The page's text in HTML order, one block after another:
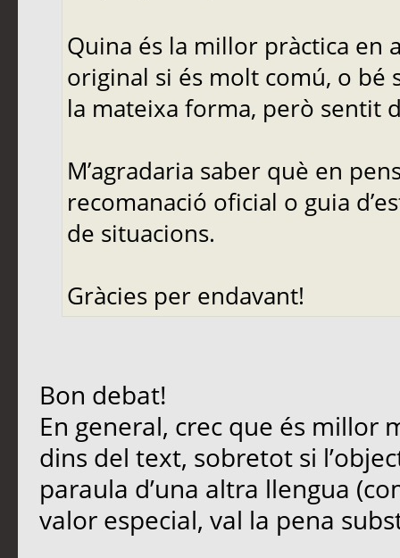
Quina és la millor pràctica en
original si és molt comú, o
la mateixa forma, però sentit
M’agradaria saber què en
recomanació oficial o guia
de situacions.
Gràcies per endavant!
Bon debat!
En general, crec que és millor
dins del text, sobretot si
paraula d’una altra llengua
valor especial, val la pena